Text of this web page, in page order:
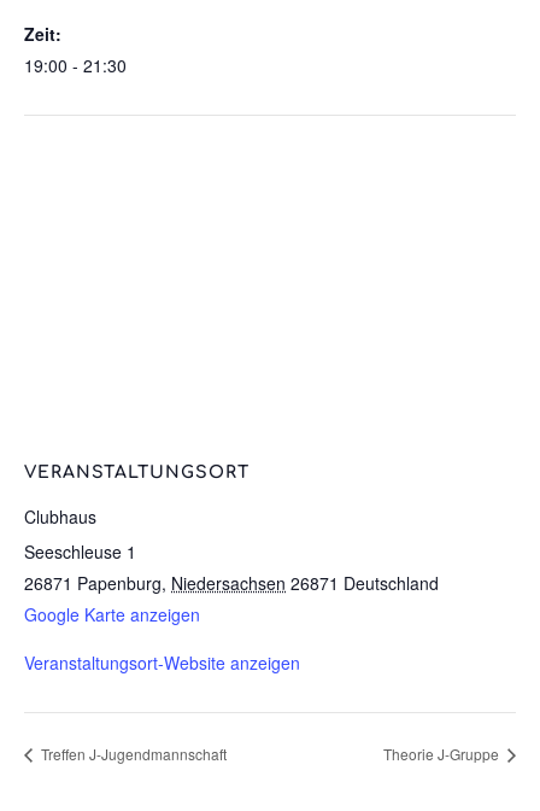
Zeit:
19:00 - 21:30
VERANSTALTUNGSORT
Clubhaus
Seeschleuse 1
26871 Papenburg, Niedersachsen 26871 Deutschland
Google Karte anzeigen
Veranstaltungsort-Website anzeigen
Treffen J-Jugendmannschaft Theorie J-Gruppe